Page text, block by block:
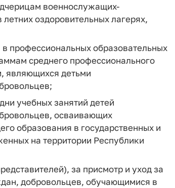
военнослужащих-
оздоровительных лагерях,
профессиональных образовательных
среднего профессионального
являющихся детьми
учебных занятий детей
осваивающих
образования в государственных и
на территории Республики
за присмотр и уход за
добровольцев, обучающимися в